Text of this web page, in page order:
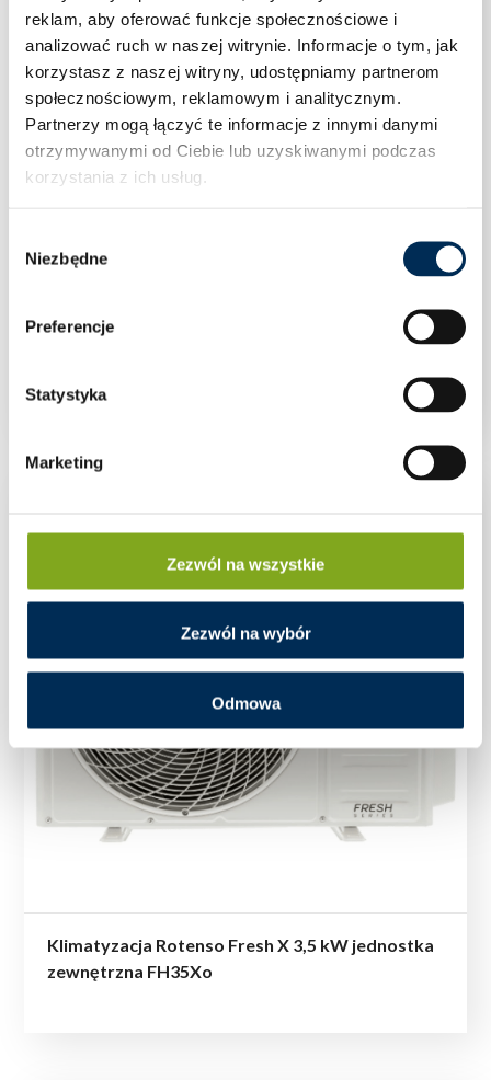
reklam, aby oferować funkcje społecznościowe i
analizować ruch w naszej witrynie. Informacje o tym, jak
korzystasz z naszej witryny, udostępniamy partnerom
społecznościowym, reklamowym i analitycznym.
Partnerzy mogą łączyć te informacje z innymi danymi
otrzymywanymi od Ciebie lub uzyskiwanymi podczas
korzystania z ich usług.
zgody
Niezbędne
Preferencje
Statystyka
Marketing
Zezwól na wszystkie
Zezwól na wybór
Odmowa
Klimatyzacja Rotenso Versu Pure X 3,5 kW
Klimatyzacja Rotenso Fresh X 3,5 kW jednostka
zewnętrzna FH35Xo